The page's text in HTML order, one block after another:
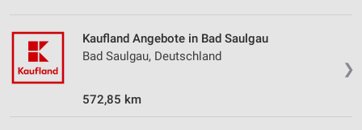
❯
Kaufland Angebote in Bad Saulgau
Bad Saulgau, Deutschland
572,85 km
Entwicklung und Verbesserung der Angebote
Verwendung reduzierter Daten zur Auswahl von